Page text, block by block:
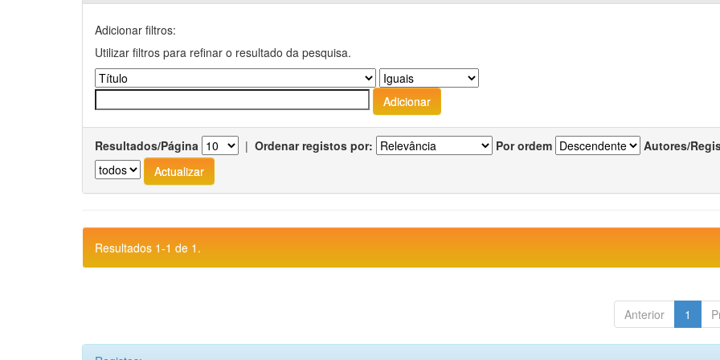
Adicionar filtros:
Utilizar filtros para refinar o resultado da pesquisa.
Resultados/Página | Ordenar registos por: Por ordem Autores/
Resultados 1-1 de 1.
Anterior 1